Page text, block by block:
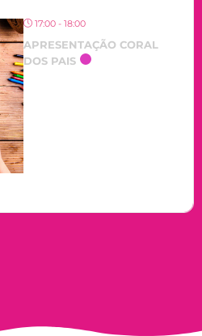
17:00 - 18:00
APRESENTAÇÃO CORAL
DOS PAIS